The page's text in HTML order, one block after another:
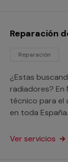
Reparación
Reparación
¿Estas
radiadores? En
técnico para el
en toda España.
Ver servicios